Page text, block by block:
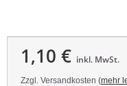
1,10 € inkl. MwSt.
Zzgl. Versandkosten (mehr